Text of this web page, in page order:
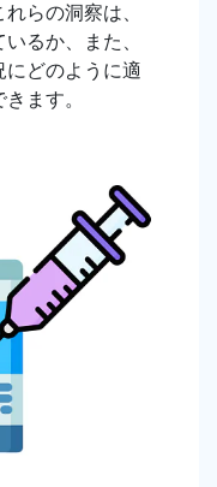
らの洞察は、
るか、また、
にどのように適
ます。